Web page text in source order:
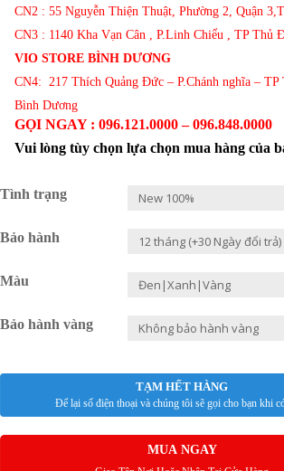
CN2 : 55 Nguyễn Thiện Thuật, Phường 2, Quận
CN3 : 1140 Kha Vạn Cân , P.Linh Chiểu , TP Thủ
VIO STORE BÌNH DƯƠNG
CN4: 217 Thích Quảng Đức – P.Chánh nghĩa – TP
Bình Dương
GỌI NGAY : 096.121.0000 – 096.848.0000
Vui lòng tùy chọn lựa chọn mua hàng của
Tình trạng
Bảo hành
Màu
Bảo hành vàng
TẠM HẾT HÀNG
Để lại số điện thoại và chúng tôi sẽ gọi cho bạn khi
MUA NGAY